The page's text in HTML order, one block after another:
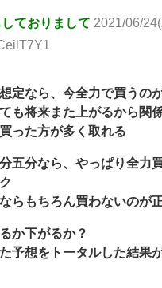
ておりまして 2021/06/
定なら、今全力で買うの
も将来また上がるから関
った方が多く取れる
五分なら、やっぱり全力
らもちろん買わないのが
か下がるか？
予想をトータルした結果